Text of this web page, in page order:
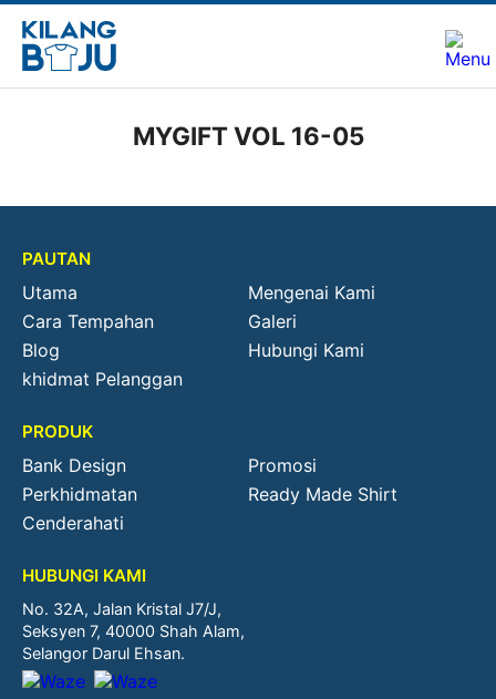
MYGIFT VOL 16-05
PAUTAN
Utama
Mengenai Kami
Cara Tempahan
Galeri
Blog
Hubungi Kami
khidmat Pelanggan
PRODUK
Bank Design
Promosi
Perkhidmatan
Ready Made Shirt
Cenderahati
HUBUNGI KAMI
No. 32A, Jalan Kristal J7/J,
Seksyen 7, 40000 Shah Alam,
Selangor Darul Ehsan.